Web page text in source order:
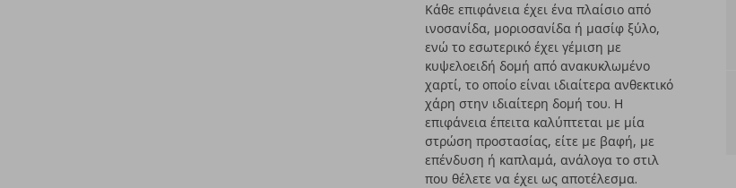
Κάθε επιφάνεια έχει ένα πλαίσιο από
ινοσανίδα, μοριοσανίδα ή μασίφ ξύλο,
ενώ το εσωτερικό έχει γέμιση με
κυψελοειδή δομή από ανακυκλωμένο
χαρτί, το οποίο είναι ιδιαίτερα ανθεκτικό
χάρη στην ιδιαίτερη δομή του. Η
επιφάνεια έπειτα καλύπτεται με μία
στρώση προστασίας, είτε με βαφή, με
επένδυση ή καπλαμά, ανάλογα το στιλ
που θέλετε να έχει ως αποτέλεσμα.